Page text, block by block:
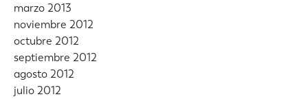
marzo 2013
noviembre 2012
octubre 2012
septiembre 2012
agosto 2012
julio 2012